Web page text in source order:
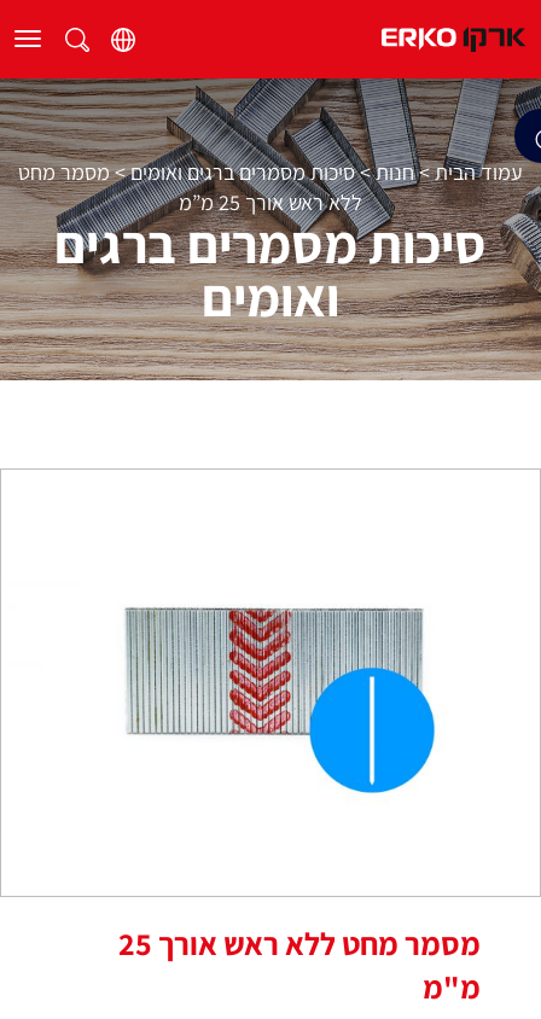
עמוד הבית>חנות>סיכות מסמרים ברגים ואומים>מסמר מחט
ללא ראש אורך 25 מ”מ
סיכות מסמרים ברגים
ואומים
מסמר מחט ללא ראש אורך 25
מ"מ